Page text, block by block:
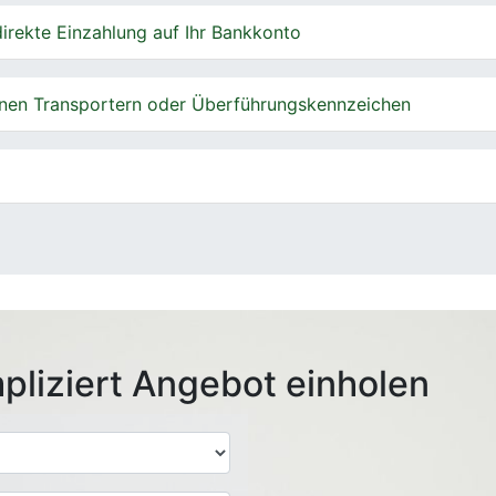
Einzahlung auf Ihr Bankkonto
Transportern oder Überführungskennzeichen
Angebot einholen